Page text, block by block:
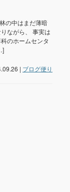
の中はまだ薄暗
ながら、 事実は
のホームセンタ
| ブログ便り